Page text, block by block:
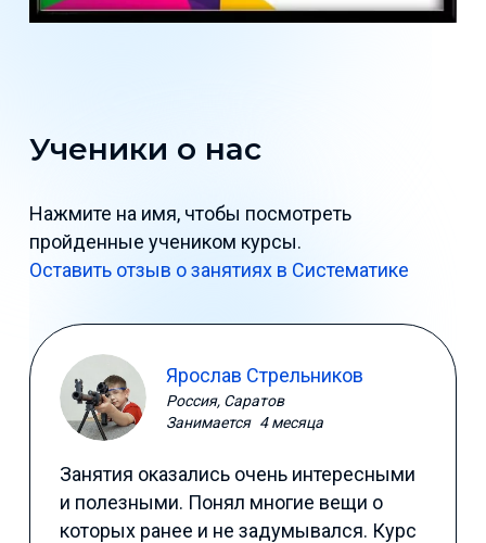
Ученики о нас
Нажмите на имя, чтобы посмотреть
пройденные учеником курсы.
Оставить отзыв о занятиях в Систематике
Ярослав Стрельников
Россия, Саратов
Занимается 4 месяца
Занятия оказались очень интересными
и полезными. Понял многие вещи о
которых ранее и не задумывался. Курс